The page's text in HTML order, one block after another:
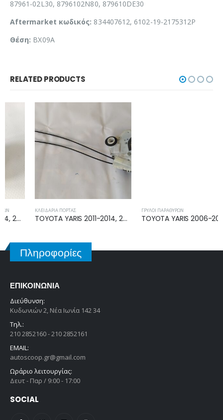
87961-02L30, 8796102N80, 879610DE30
Aftermarket κωδικός: 834407612, 6102-19-2175312P
Θέση: BX09A
RELATED PRODUCTS
ΚΛΕΙΔΑΡΙΆ ΠΌΡΤΑΣ
TOYOTA YARIS 2011-2014, 2014-2017 ΗΛΕΚΤΡΟΜΑΓΝΗΤΙΚΗ ΚΛΕΙΔΑΡΙΑ ΕΜΠΡΟΣ ΔΕΞΙΑ U3111130F1
ΓΡΎΛΟΙ ΠΑΡΑΘΎΡΩΝ
TOYOTA YARIS 2006-2011 ΓΡΥΛΛΟΣ ΕΜΠΡΟΣ ΔΕΞΙΟΣ 85710-0D100
Πληροφορίες
ΕΠΙΚΟΙΝΩΝΊΑ
Διεύθυνση:
Κυδωνιών 2, Νέα Ιωνία 142 34
Τηλ.:
210 2852160 - 210 2852161
EMAIL:
autoscoop.gr@gmail.com
Ωράριο λειτουργίας:
Δευτ - Παρ / 9:00 - 17:00
SOCIAL